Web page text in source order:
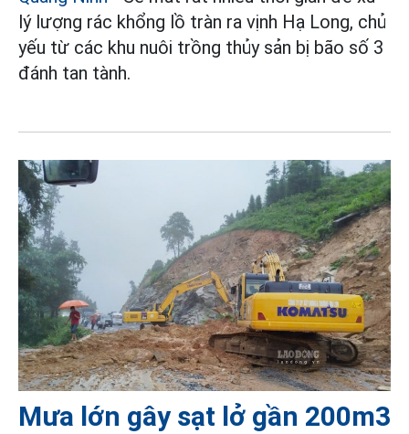
lý lượng rác khổng lồ tràn ra vịnh Hạ Long, chủ
yếu từ các khu nuôi trồng thủy sản bị bão số 3
đánh tan tành.
Mưa lớn gây sạt lở gần 200m3